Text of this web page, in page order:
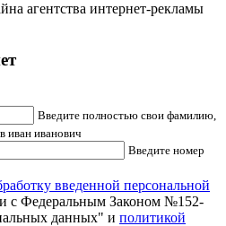
агентства интернет-рекламы
Введите полностью свои фамилию,
иван иванович
Введите номер
введенной персональной
с Федеральным Законом №152-
данных" и политикой